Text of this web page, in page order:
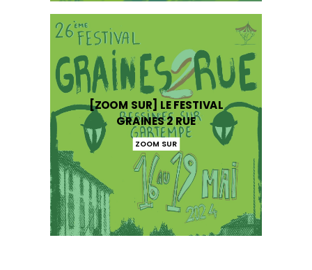
[ZOOM SUR] LE FESTIVAL
GRAINES 2 RUE
ZOOM SUR